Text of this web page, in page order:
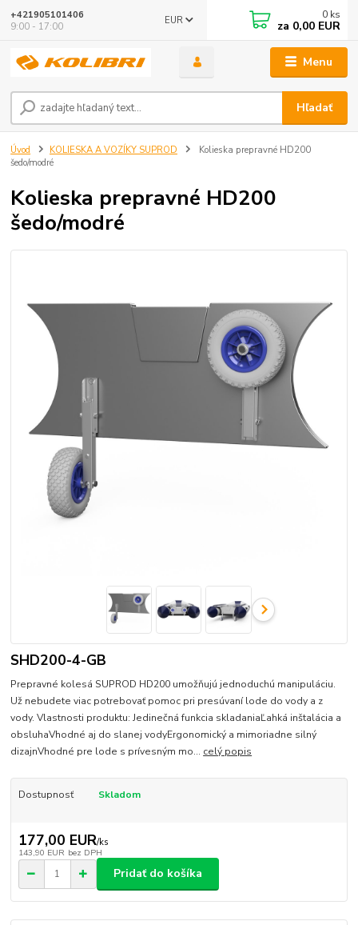
Menu
EUR
Hľadať
+421905101406
9:00 - 17:00
0 ks
za 0,00 EUR
Úvod KOLIESKA A VOZÍKY SUPROD
Kolieska prepravné HD200
šedo/modré
Kolieska prepravné HD200
šedo/modré
SHD200-4-GB
Prepravné kolesá SUPROD HD200 umožňujú jednoduchú manipuláciu.
Už nebudete viac potrebovať pomoc pri presúvaní lode do vody a z
vody. Vlastnosti produktu: Jedinečná funkcia skladaniaĽahká inštalácia a
obsluhaVhodné aj do slanej vodyErgonomický a mimoriadne silný
dizajnVhodné pre lode s prívesným mo... celý popis
Dostupnosť Skladom
177,00 EUR/ks
143,90 EUR bez DPH
Pridať do košíka